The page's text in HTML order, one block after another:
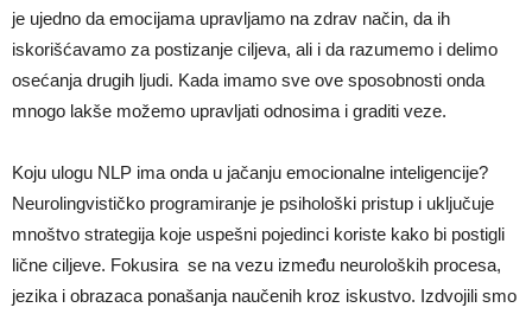
je ujedno da emocijama upravljamo na zdrav način, da ih
iskorišćavamo za postizanje ciljeva, ali i da razumemo i delimo
osećanja drugih ljudi. Kada imamo sve ove sposobnosti onda
mnogo lakše možemo upravljati odnosima i graditi veze.
Koju ulogu NLP ima onda u jačanju emocionalne inteligencije?
Neurolingvističko programiranje je psihološki pristup i uključuje
mnoštvo strategija koje uspešni pojedinci koriste kako bi postigli
lične ciljeve. Fokusira se na vezu između neuroloških procesa,
jezika i obrazaca ponašanja naučenih kroz iskustvo. Izdvojili smo